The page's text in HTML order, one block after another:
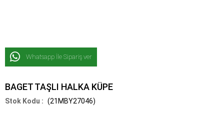
Whatsapp İle Sipariş ver
BAGET TAŞLI HALKA KÜPE
(21MBY27046)